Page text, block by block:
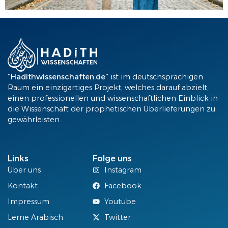
“Hadithwissenschaften.de” ist im deutschsprachigen
Raum ein einzigartiges Projekt, welches darauf abzielt,
einen professionellen und wissenschaftlichen Einblick in
die Wissenschaft der prophetischen Überlieferungen zu
gewährleisten.
Links
Über uns
Kontakt
Impressum
Lerne Arabisch
Folge uns
Instagram
Facebook
Youtube
Twitter